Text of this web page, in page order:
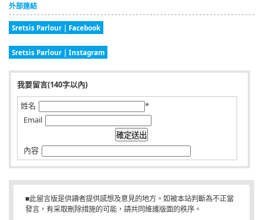
外部連結
Sretsis Parlour | Facebook
Sretsis Parlour | Instagram
我要留言(140字以內)
姓名
*
Email
內容
■此留言版是供讀者提供感想及意見的地方。如被本站判斷為不正當
發言，有采取刪除措施的可能，請共同維護版面的秩序。